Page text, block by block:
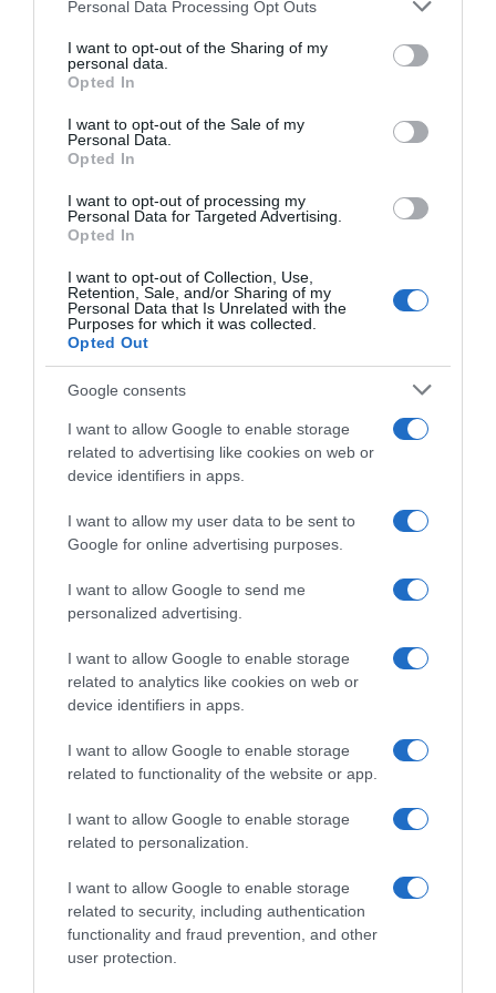
not limited to your visit or usage behaviour. You may click to
grant or deny consent to Google and its third-party tags to
use your data for below specified purposes in below Google
consent section.
Personal Data Processing Opt Outs
I want to opt-out of the Sharing of my
personal data.
Opted In
I want to opt-out of the Sale of my
Personal Data.
Opted In
I want to opt-out of processing my
Personal Data for Targeted Advertising.
Opted In
I want to opt-out of Collection, Use,
Retention, Sale, and/or Sharing of my
Personal Data that Is Unrelated with the
Purposes for which it was collected.
Opted Out
Google consents
I want to allow Google to enable storage
related to advertising like cookies on web or
device identifiers in apps.
I want to allow my user data to be sent to
Google for online advertising purposes.
I want to allow Google to send me
personalized advertising.
I want to allow Google to enable storage
related to analytics like cookies on web or
device identifiers in apps.
I want to allow Google to enable storage
related to functionality of the website or app.
I want to allow Google to enable storage
related to personalization.
I want to allow Google to enable storage
related to security, including authentication
functionality and fraud prevention, and other
user protection.
ΔΙΑΦΗΜΙΣΗ
Ο CEO της Euroleague, Τσους Μπουένο,
πρόσθεσε: «Οι επενδυτές βλέπουν την
Euroleague Basketball ως μια κορυφαία
καλύτερους συλλόγους, τα ισχυρότερα
εμπορικά σήματα και την πνευματική
ιδιοκτησία στο ευρωπαϊκό μπάσκετ, σε
συνδυασμό με ένα μοντέλο εισόδου που είναι
στρατηγικό σχέδιο που πιστεύουμε ότι
μπορεί να αυξήσει σημαντικά την αξία αυτών
των επενδύσεων τα επόμενα τρία έως
τέσσερα χρόνια. Στόχος μας είναι να
συνεργάτες franchise, προσφέροντας
παράλληλα μια εξαιρετικά ελκυστική και
βιώσιμη επενδυτική ευκαιρία».
Προσθήκη ως προτεινόμενη
πηγή στην Google